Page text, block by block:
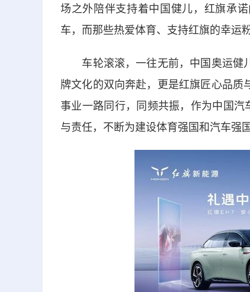
场之外陪伴支持着中国健儿，红旗承
车，而那些热爱体育、支持红旗的幸运
车轮滚滚，一往无前，中国奥运健
牌文化的双向奔赴，更是红旗匠心品
事业一路同行，同频共振，作为中国汽
与责任，不断为建设体育强国和汽车强